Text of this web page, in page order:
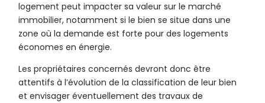
logement peut impacter sa valeur sur le marché
immobilier, notamment si le bien se situe dans une
zone où la demande est forte pour des logements
économes en énergie.
Les propriétaires concernés devront donc être
attentifs à l’évolution de la classification de leur bien
et envisager éventuellement des travaux de